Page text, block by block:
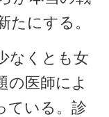
たにする。
なくとも女
の医師によ
ている。診